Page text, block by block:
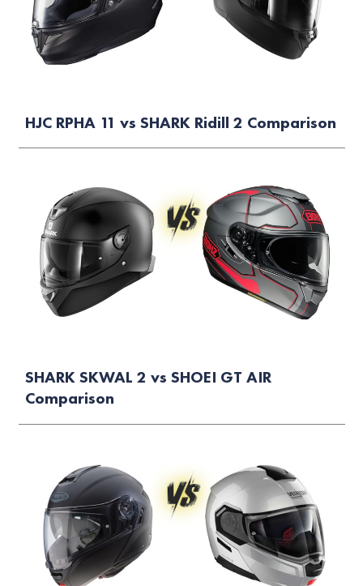
HJC RPHA 11 vs SHARK Ridill 2 Comparison
SHARK SKWAL 2 vs SHOEI GT AIR
Comparison